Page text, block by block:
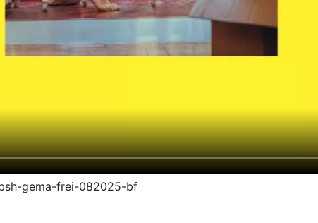
gema-frei-082025-bf